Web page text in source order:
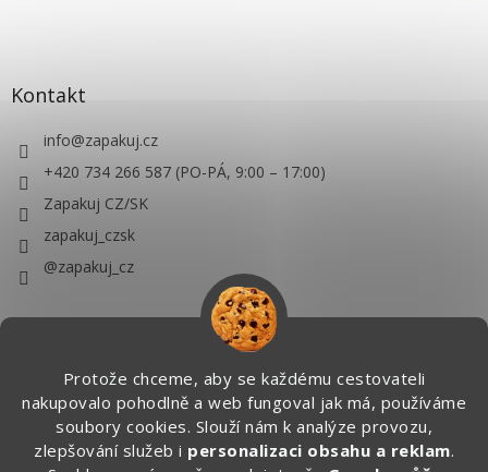
Protože chceme, aby se každému cestovateli
nakupovalo pohodlně a web fungoval jak má, používáme
soubory cookies. Slouží nám k analýze provozu,
zlepšování služeb i personalizaci obsahu a reklam.
Kontakt
info@zapakuj.cz
+420 734 266 587 (PO-PÁ, 9:00 – 17:00)
Zapakuj CZ/SK
zapakuj_czsk
@zapakuj_cz